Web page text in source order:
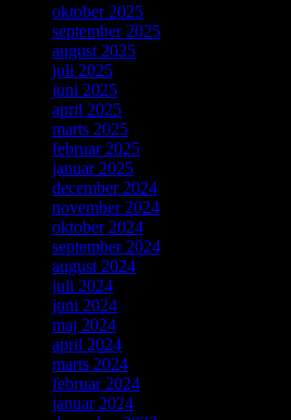
oktober 2025
september 2025
august 2025
juli 2025
juni 2025
april 2025
marts 2025
februar 2025
januar 2025
december 2024
november 2024
oktober 2024
september 2024
august 2024
juli 2024
juni 2024
maj 2024
april 2024
marts 2024
februar 2024
januar 2024